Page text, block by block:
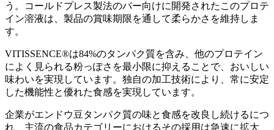
う。コールドプレス製法のバー向けに開発されたこのプロテ
イン溶液は、製品の賞味期限を通して柔らかさを維持しま
す。
VITISSENCE®は84%のタンパク質を含み、他のプロテイン
によく見られる粉っぽさを最小限に抑えることで、おいしい
味わいを実現しています。独自の加工技術により、常に安定
した機能性と優れた食感を実現しています。
企業がエンドウ豆タンパク質の味と食感を改良し続けるにつ
れ、主流の食品カテゴリーにおけるその採用は急速に拡大